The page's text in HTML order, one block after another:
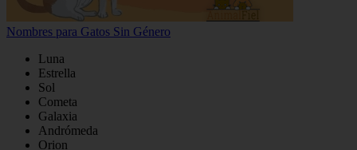
Nombres para Gatos Sin Género
Luna
Estrella
Sol
Cometa
Galaxia
Andrómeda
Orion